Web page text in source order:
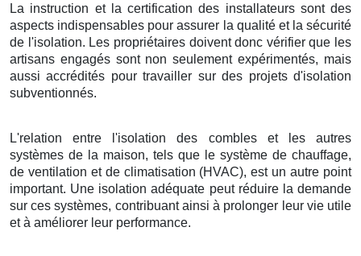
La instruction et la certification des installateurs sont des
aspects indispensables pour assurer la qualité et la sécurité
de l'isolation. Les propriétaires doivent donc vérifier que les
artisans engagés sont non seulement expérimentés, mais
aussi accrédités pour travailler sur des projets d'isolation
subventionnés.
L'relation entre l'isolation des combles et les autres
systèmes de la maison, tels que le système de chauffage,
de ventilation et de climatisation (HVAC), est un autre point
important. Une isolation adéquate peut réduire la demande
sur ces systèmes, contribuant ainsi à prolonger leur vie utile
et à améliorer leur performance.